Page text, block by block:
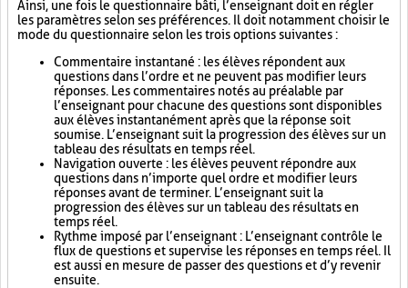
Ainsi, une fois le questionnaire bâti, l’enseignant doit en régler
les paramètres selon ses préférences. Il doit notamment choisir le
mode du questionnaire selon les trois options suivantes :
Commentaire instantané : les élèves répondent aux
questions dans l’ordre et ne peuvent pas modifier leurs
réponses. Les commentaires notés au préalable par
l’enseignant pour chacune des questions sont disponibles
aux élèves instantanément après que la réponse soit
soumise. L’enseignant suit la progression des élèves sur un
tableau des résultats en temps réel.
Navigation ouverte : les élèves peuvent répondre aux
questions dans n’importe quel ordre et modifier leurs
réponses avant de terminer. L’enseignant suit la
progression des élèves sur un tableau des résultats en
temps réel.
Rythme imposé par l’enseignant : L’enseignant contrôle le
flux de questions et supervise les réponses en temps réel. Il
est aussi en mesure de passer des questions et d’y revenir
ensuite.